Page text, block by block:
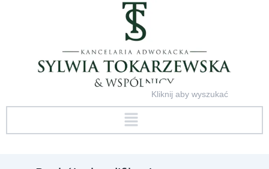
Menu
Search
for: